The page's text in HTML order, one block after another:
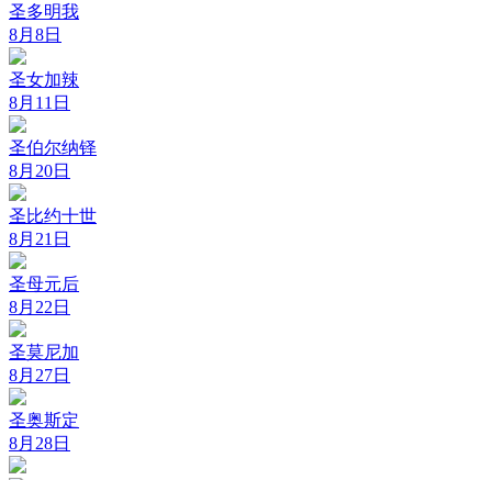
圣多明我
8月8日
圣女加辣
8月11日
圣伯尔纳铎
8月20日
圣比约十世
8月21日
圣母元后
8月22日
圣莫尼加
8月27日
圣奥斯定
8月28日